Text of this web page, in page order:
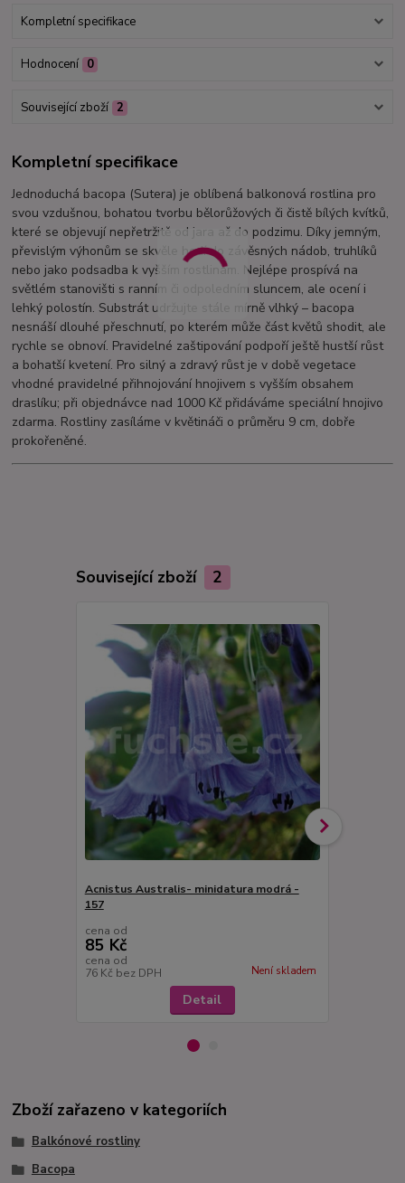
Kompletní specifikace
Hodnocení 0
Související zboží 2
Kompletní specifikace
Jednoduchá bacopa (Sutera) je oblíbená balkonová rostlina pro
svou vzdušnou, bohatou tvorbu bělorůžových či čistě bílých kvítků,
které se objevují nepřetržitě od jara až do podzimu. Díky jemným,
převislým výhonům se skvěle hodí do závěsných nádob, truhlíků
nebo jako podsadba k vyšším rostlinám. Nejlépe prospívá na
světlém stanovišti s ranním či odpoledním sluncem, ale ocení i
lehký polostín. Substrát udržujte stále mírně vlhký – bacopa
nesnáší dlouhé přeschnutí, po kterém může část květů shodit, ale
rychle se obnoví. Pravidelné zaštipování podpoří ještě hustší růst
a bohatší kvetení. Pro silný a zdravý růst je v době vegetace
vhodné pravidelné přihnojování hnojivem s vyšším obsahem
draslíku; při objednávce nad 1000 Kč přidáváme speciální hnojivo
zdarma. Rostliny zasíláme v květináči o průměru 9 cm, dobře
prokořeněné.
Související zboží 2
Acnistus Australis- minidatura modrá -
157
cena od
85 Kč
cena od
76 Kč bez DPH Není skladem
Detail
Zboží zařazeno v kategoriích
Balkónové rostliny
Bacopa